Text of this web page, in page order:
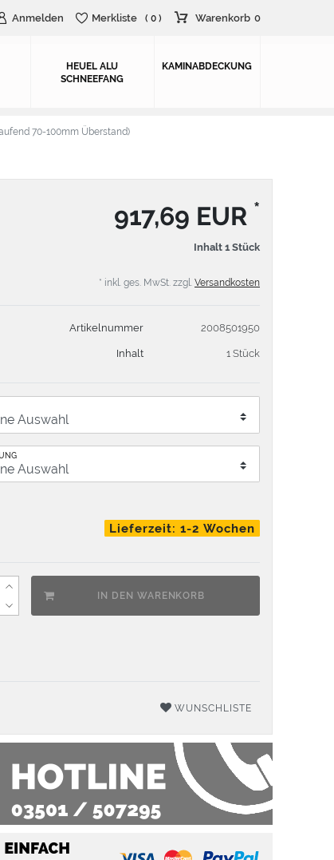
Anmelden Merkliste ( 0 ) Warenkorb 0
HEUEL ALU
SCHNEEFANG
KAMINABDECKUNG
70-100mm Überstand)
917,69 EUR *
Inhalt 1 Stück
* inkl. ges. MwSt. zzgl. Versandkosten
Artikelnummer 2008501950
Inhalt 1 Stück
Lieferzeit: 1-2 Wochen
IN DEN WARENKORB
WUNSCHLISTE